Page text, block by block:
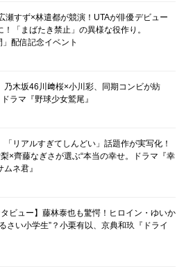
瀬すず×林遣都が競演！UTAが俳優デビュー
「まばたき禁止」の異様な役作り。
配信記念イベント
乃木坂46川﨑桜×小川彩、同期コンビが紡
ラマ『野球少女鷲尾』
「リアルすぎてしんどい」話題作が実写化！
×齊藤なぎさが選ぶ“本当の幸せ。ドラマ『幸
ネ君』
タビュー】藤林泰也も驚愕！ヒロイン・ゆいか
さい小学生”？小栗有以、京典和玖『ドライ